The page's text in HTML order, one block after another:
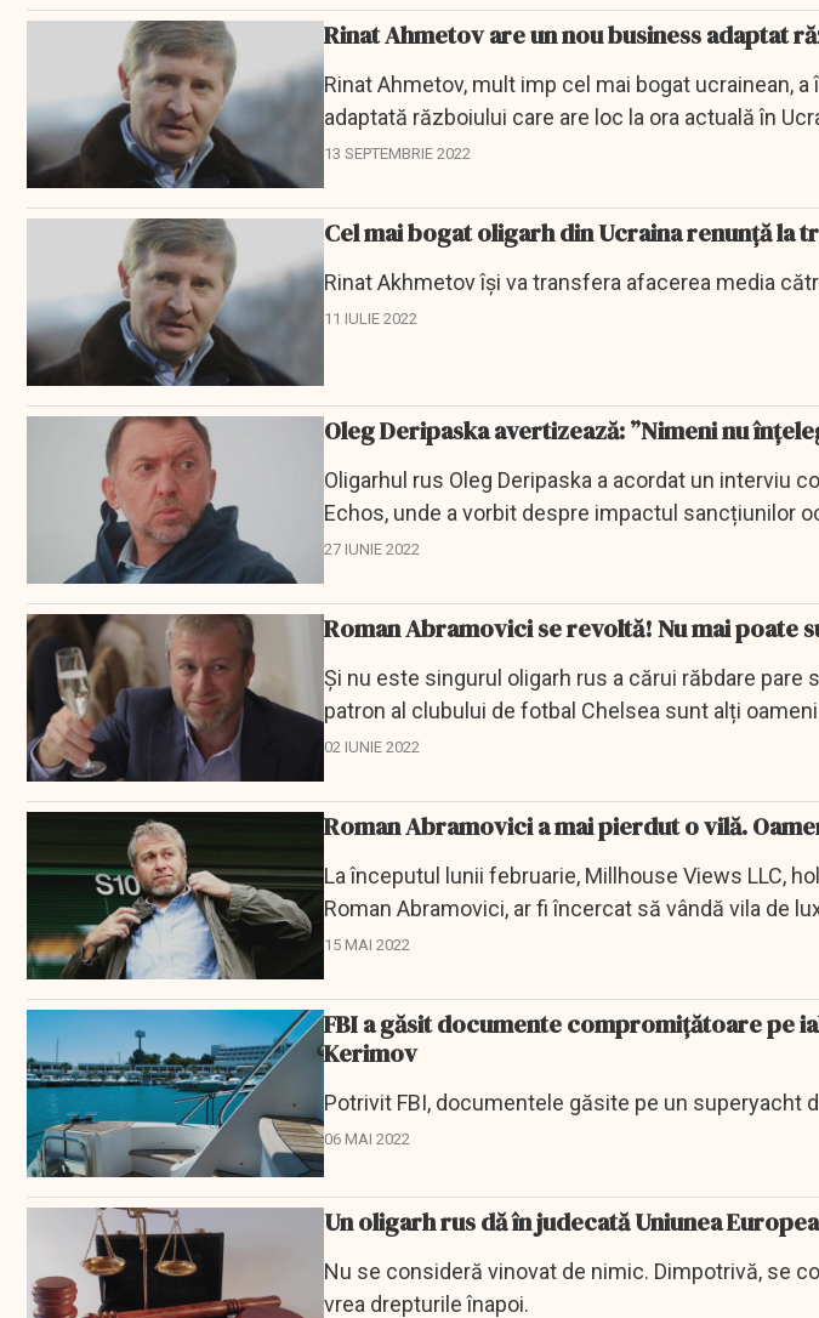
Rinat Ahmetov are un nou business adaptat
Rinat Ahmetov, mult imp cel mai bogat ucrainean,
adaptată războiului care are loc la ora actuală în
13 SEPTEMBRIE 2022
Cel mai bogat oligarh din Ucraina renunță la
Rinat Akhmetov își va transfera afacerea media
11 IULIE 2022
Oleg Deripaska avertizează: ”Nimeni nu
Oligarhul rus Oleg Deripaska a acordat un interviu
Echos, unde a vorbit despre impactul sancțiunilor
Omul de afaceri spune că...
27 IUNIE 2022
Roman Abramovici se revoltă! Nu mai poate
Și nu este singurul oligarh rus a cărui răbdare pare
patron al clubului de fotbal Chelsea sunt alți
Ucraina.
02 IUNIE 2022
Roman Abramovici a mai pierdut o vilă.
La începutul lunii februarie, Millhouse Views LLC,
Roman Abramovici, ar fi încercat să vândă vila de
15 MAI 2022
FBI a găsit documente compromiţătoare pe
Kerimov
Potrivit FBI, documentele găsite pe un superyacht
06 MAI 2022
Un oligarh rus dă în judecată Uniunea
Nu se consideră vinovat de nimic. Dimpotrivă, se
vrea drepturile înapoi.